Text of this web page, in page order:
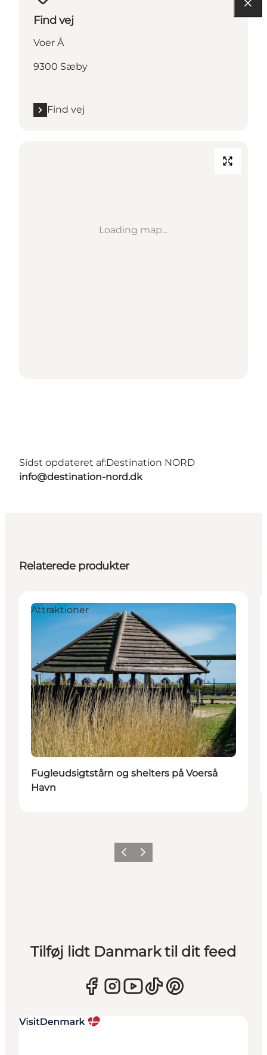
Find vej
Voer Å
9300 Sæby
Find vej
Loading map...
Sidst opdateret af:Destination NORD
info@destination-nord.dk
Relaterede produkter
Attraktioner
Fugleudsigtstårn og shelters på Voerså
Havn
ForrigeNæste
Tilføj lidt Danmark til dit feed